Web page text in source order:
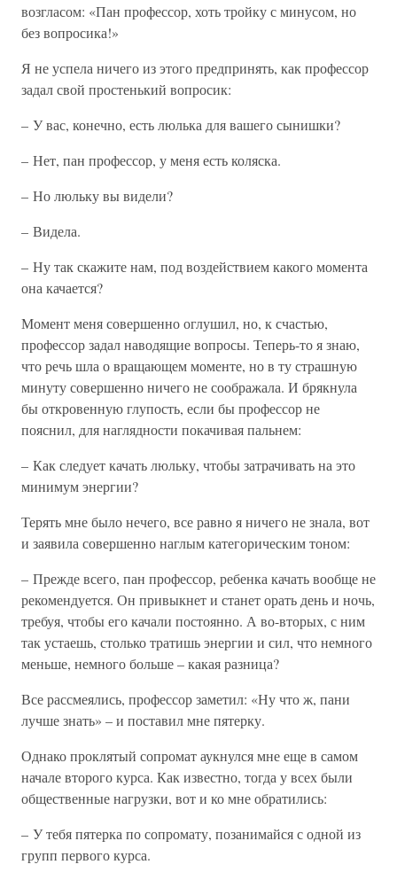
возгласом: «Пан профессор, хоть тройку с минусом, но
без вопросика!»
Я не успела ничего из этого предпринять, как профессор
задал свой простенький вопросик:
– У вас, конечно, есть люлька для вашего сынишки?
– Нет, пан профессор, у меня есть коляска.
– Но люльку вы видели?
– Видела.
– Ну так скажите нам, под воздействием какого момента
она качается?
Момент меня совершенно оглушил, но, к счастью,
профессор задал наводящие вопросы. Теперь-то я знаю,
что речь шла о вращающем моменте, но в ту страшную
минуту совершенно ничего не соображала. И брякнула
бы откровенную глупость, если бы профессор не
пояснил, для наглядности покачивая пальнем:
– Как следует качать люльку, чтобы затрачивать на это
минимум энергии?
Терять мне было нечего, все равно я ничего не знала, вот
и заявила совершенно наглым категорическим тоном:
– Прежде всего, пан профессор, ребенка качать вообще не
рекомендуется. Он привыкнет и станет орать день и ночь,
требуя, чтобы его качали постоянно. А во-вторых, с ним
так устаешь, столько тратишь энергии и сил, что немного
меньше, немного больше – какая разница?
Все рассмеялись, профессор заметил: «Ну что ж, пани
лучше знать» – и поставил мне пятерку.
Однако проклятый сопромат аукнулся мне еще в самом
начале второго курса. Как известно, тогда у всех были
общественные нагрузки, вот и ко мне обратились:
– У тебя пятерка по сопромату, позанимайся с одной из
групп первого курса.